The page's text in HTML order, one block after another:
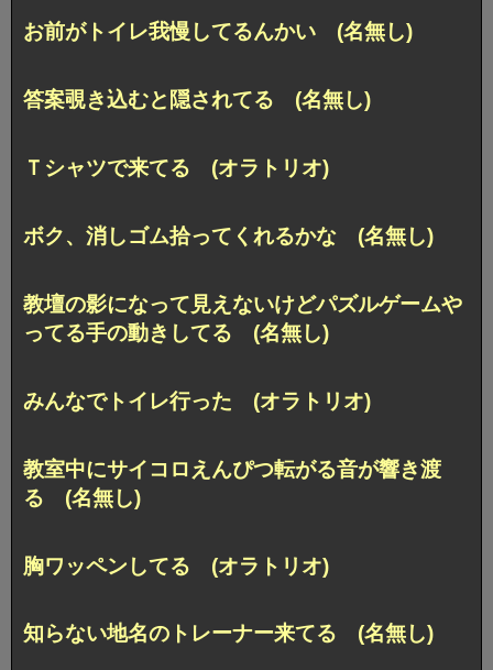
お前がトイレ我慢してるんかい (名無し)
答案覗き込むと隠されてる (名無し)
Ｔシャツで来てる (オラトリオ)
ボク、消しゴム拾ってくれるかな (名無し)
教壇の影になって見えないけどパズルゲームや
ってる手の動きしてる (名無し)
みんなでトイレ行った (オラトリオ)
教室中にサイコロえんぴつ転がる音が響き渡
る (名無し)
胸ワッペンしてる (オラトリオ)
知らない地名のトレーナー来てる (名無し)